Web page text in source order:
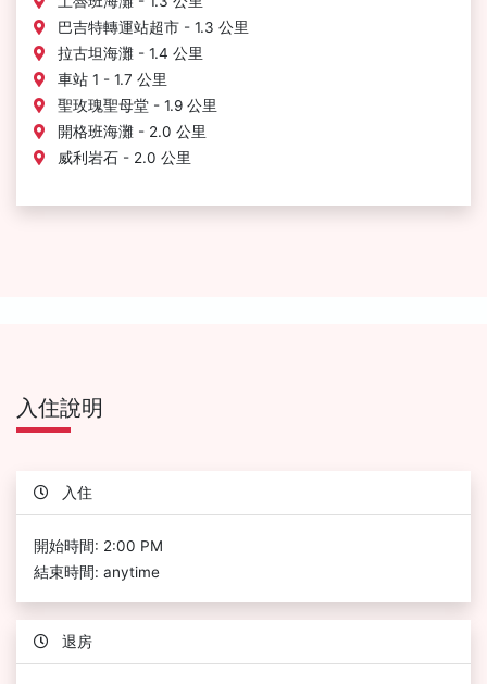
巴吉特轉運站超市 - 1.3 公里
拉古坦海灘 - 1.4 公里
車站 1 - 1.7 公里
聖玫瑰聖母堂 - 1.9 公里
開格班海灘 - 2.0 公里
威利岩石 - 2.0 公里
入住說明
入住
開始時間: 2:00 PM
結束時間: anytime
退房